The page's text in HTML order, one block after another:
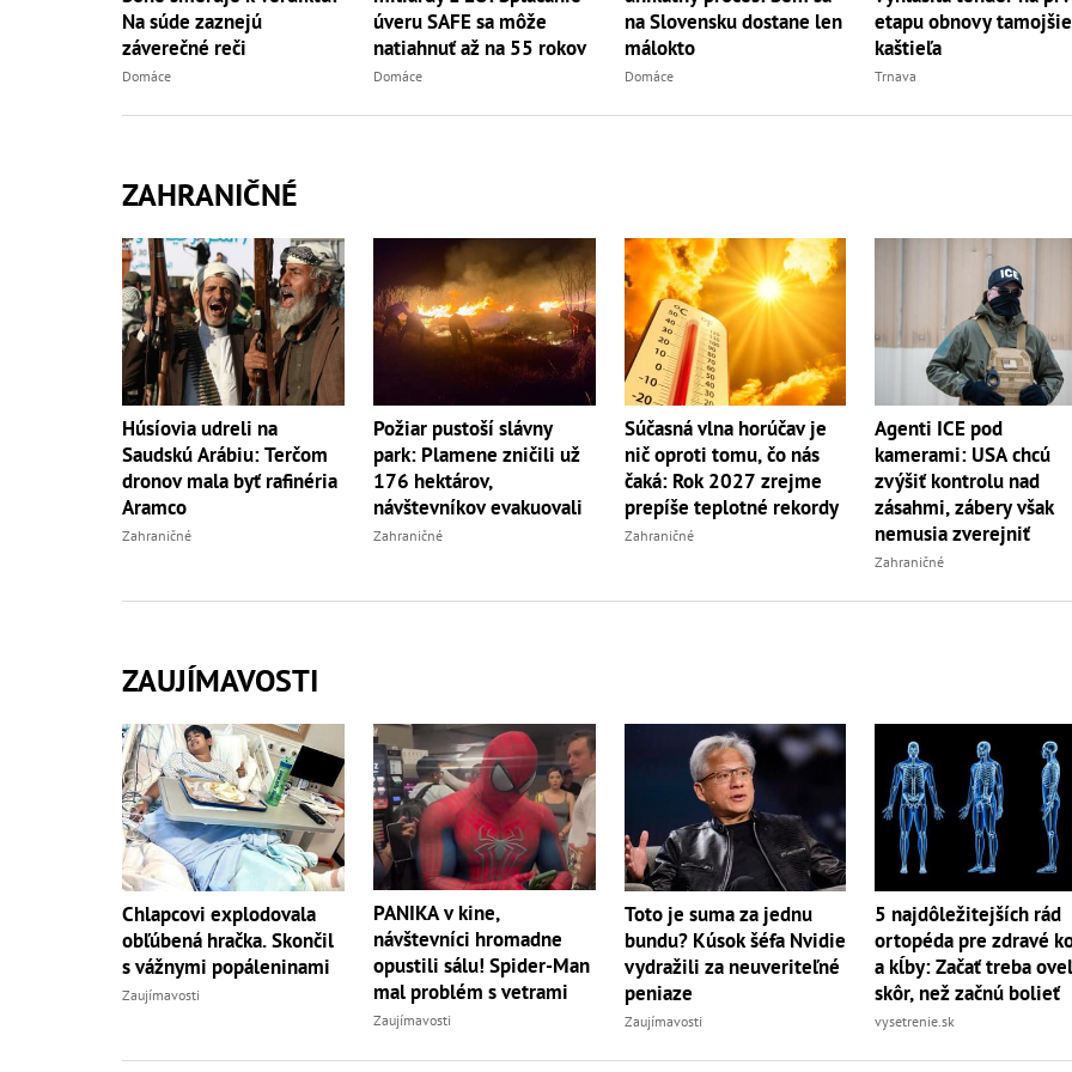
Na súde zaznejú
záverečné reči
Domáce
úveru SAFE sa môže
natiahnuť až na 55 rokov
Domáce
na Slovensku dostane len
málokto
Domáce
etapu obnovy
kaštieľa
Trnava
ZAHRANIČNÉ
Húsíovia udreli na
Saudskú Arábiu: Terčom
dronov mala byť rafinéria
Aramco
Zahraničné
Požiar pustoší slávny
park: Plamene zničili už
176 hektárov,
návštevníkov evakuovali
Zahraničné
Súčasná vlna horúčav je
nič oproti tomu, čo nás
čaká: Rok 2027 zrejme
prepíše teplotné rekordy
Zahraničné
Agenti ICE pod
kamerami: USA chcú
zvýšiť kontrolu nad
zásahmi, zábery však
nemusia zverejniť
Zahraničné
ZAUJÍMAVOSTI
Chlapcovi explodovala
obľúbená hračka. Skončil
s vážnymi popáleninami
Zaujímavosti
PANIKA v kine,
návštevníci hromadne
opustili sálu! Spider-Man
mal problém s vetrami
Zaujímavosti
Toto je suma za jednu
bundu? Kúsok šéfa Nvidie
vydražili za neuveriteľné
peniaze
Zaujímavosti
5 najdôležitejších rád
ortopéda pre zdravé
a kĺby: Začať treba
skôr, než začnú bolieť
vysetrenie.sk